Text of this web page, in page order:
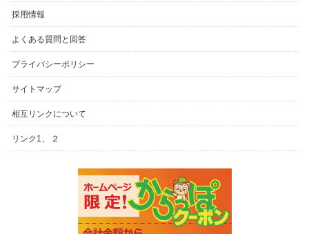
採用情報
よくある質問と回答
プライバシーポリシー
サイトマップ
相互リンクについて
リンク1、 ２